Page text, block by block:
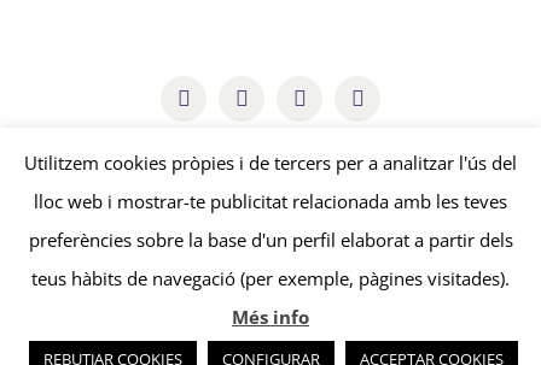
© Copyright2026 | Aresta Cooperativa |Avís legal-Política de
privacitat
- Política de cookies edissenys & sonosmedia
Utilitzem cookies pròpies i de tercers per a analitzar l'ús del
lloc web i mostrar-te publicitat relacionada amb les teves
preferències sobre la base d'un perfil elaborat a partir dels
teus hàbits de navegació (per exemple, pàgines visitades).
Més info
REBUTJAR COOKIES CONFIGURAR ACCEPTAR COOKIES